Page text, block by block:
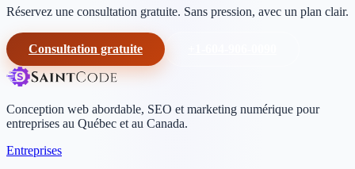
Réservez une consultation gratuite. Sans pression, avec un plan clair.
Consultation gratuite
Conception web abordable, SEO et marketing numérique pour
entreprises au Québec et au Canada.
Entreprises